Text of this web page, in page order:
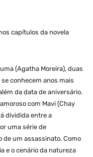
capítulos da novela
(Agatha Moreira), duas
conhecem anos mais
da data de aniversário.
com Mavi (Chay
dividida entre a
uma série de
de um assassinato. Como
e o cenário da natureza